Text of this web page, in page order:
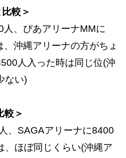
較＞
、ぴあアリーナMMに
沖縄アリーナの方がちょ
人入った時は同じ位(沖
ない)
較＞
、SAGAアリーナに8400
、ほぼ同じくらい(沖縄ア